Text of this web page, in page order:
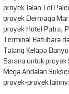
proyek Jalan Tol
proyek Dermaga
proyek Hotel Patra,
Terminal Batubara
Talang Kelapa
Sarana untuk
Mega Andalan
proyek-proyek